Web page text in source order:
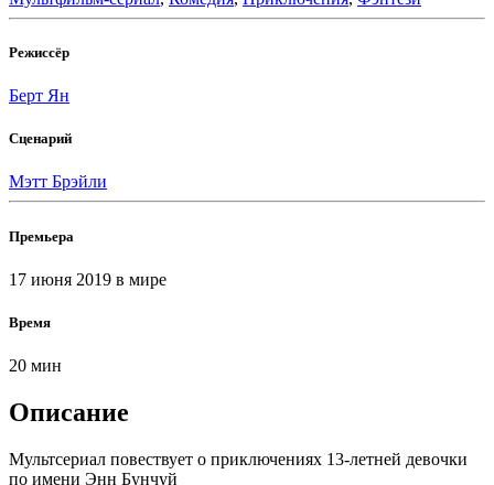
Режиссёр
Берт Ян
Сценарий
Мэтт Брэйли
Премьера
17 июня 2019 в мире
Время
20 мин
Описание
Мультсериал повествует о приключениях 13-летней девочки
по имени Энн Бунчуй